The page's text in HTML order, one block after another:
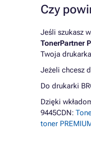
Czy
Jeśli szukasz
TonerPartner
Twoja
Jeżeli chcesz
Do drukarki
Dzięki
9445CDN:
toner